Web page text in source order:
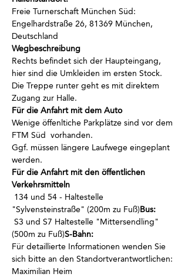
Freie Turnerschaft München Süd:
Engelhardstraße 26, 81369 München,
Deutschland
Wegbeschreibung
Rechts befindet sich der Haupteingang,
hier sind die Umkleiden im ersten Stock.
Die Treppe runter geht es mit direktem
Zugang zur Halle.
Für die Anfahrt mit dem Auto
Wenige öffenltiche Parkplätze sind vor dem
FTM Süd  vorhanden.
Ggf. müssen längere Laufwege eingeplant
werden.
Für die Anfahrt mit den öffentlichen
Verkehrsmitteln
"Sylvensteinstraße" (200m zu Fuß)Bus:
(500m zu Fuß)S-Bahn:
Für detaillierte Informationen wenden Sie
sich bitte an den Standortverantwortlichen:
Maximilian Heim